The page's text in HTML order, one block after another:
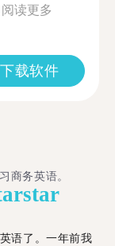
阅读更多
下载软件
商务英语。
star
语了。一年前我